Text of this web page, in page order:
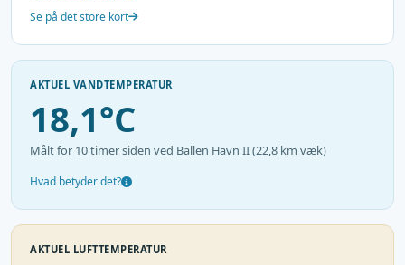
Se på det store kort
AKTUEL VANDTEMPERATUR
18,1°C
Målt for 10 timer siden ved Ballen Havn II (22,8 km væk)
Hvad betyder det?
AKTUEL LUFTTEMPERATUR